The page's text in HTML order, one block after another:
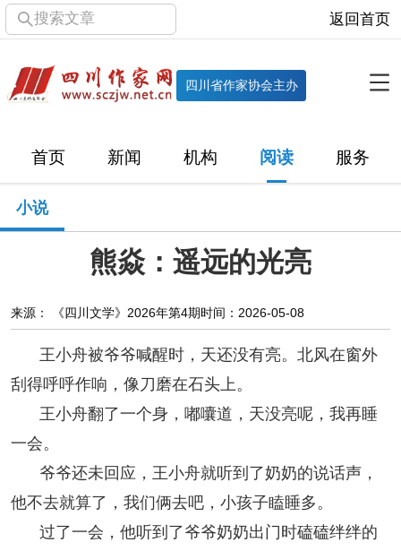
搜索文章 返回首页
四川省作家协会主办
首页 新闻 机构 阅读 服务
机构
直属单位 团体会员 主管社团 专门委员会
历届主席团
时政 文学动态 作协工作
十百千 网络文学 万千百十
阅读
小说
校园文学 其他阅读 文学访谈
小说
熊焱：遥远的光亮
来源： 《四川文学》2026年第4期时间：2026-05-08
王小舟被爷爷喊醒时，天还没有亮。北风在窗外
刮得呼呼作响，像刀磨在石头上。
王小舟翻了一个身，嘟囔道，天没亮呢，我再睡
一会。
爷爷还未回应，王小舟就听到了奶奶的说话声，
他不去就算了，我们俩去吧，小孩子瞌睡多。
过了一会，他听到了爷爷奶奶出门时磕磕绊绊的